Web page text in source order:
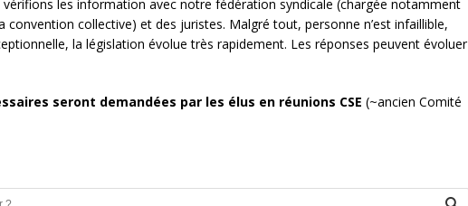
vérifions les information avec notre fédération syndicale (chargée notamment
convention collective) et des juristes. Malgré tout, personne n’est infaillible,
la législation évolue très rapidement. Les réponses peuvent évoluer
seront demandées par les élus en réunions CSE (~ancien Comité